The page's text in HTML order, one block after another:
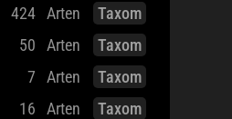
424 Arten
Taxom
50 Arten
Taxom
7 Arten
Taxom
16 Arten
Taxom